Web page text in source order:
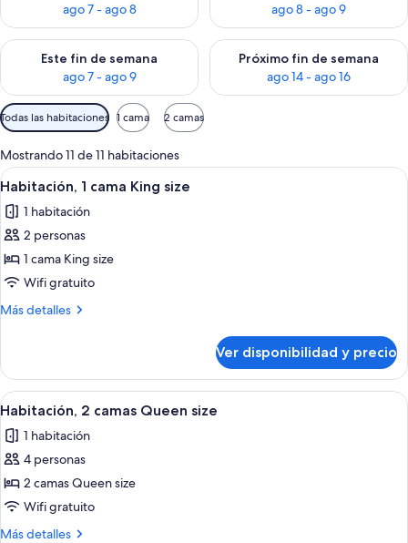
ago 7 - ago 8
ago 8 - ago 9
Este fin de semana
ago 7 - ago 9
Consulta la disponibilidad para este fin de semana ago 7 -
Próximo fin de semana
ago 14 - ago 16
Consulta la disponibilidad
Filtros
disponibles
para
las
habitaciones
Todas las habitaciones 1 cama 2 camas
Mostrando 11 de 11 habitaciones
Ver
todas
las
fotos
de
Habitación,
1
size
Habitación de hotel con una cama
4
Habitación, 1 cama King size
1 habitación
2 personas
1 cama King size
Wifi gratuito
Más detalles
Más
1
cama
King
Ver disponibilidad y precio
Ver
todas
las
fotos
de
Habitación,
2
Habitación de hotel con dos camas,
3
Habitación, 2 camas Queen size
1 habitación
4 personas
2 camas Queen size
Wifi gratuito
Más detalles
Más